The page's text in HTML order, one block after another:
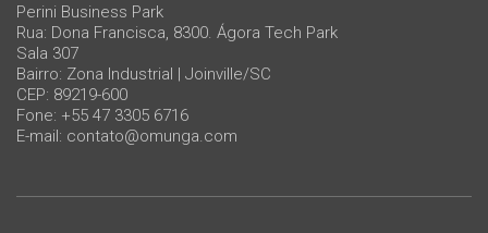
Perini Business Park
Rua: Dona Francisca, 8300. Ágora Tech Park
Sala 307
Bairro: Zona Industrial | Joinville/SC
CEP: 89219-600
Fone: +55 47 3305 6716
E-mail: contato@omunga.com